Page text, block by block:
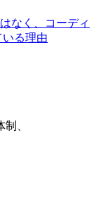
なく、コーディ
る理由
、